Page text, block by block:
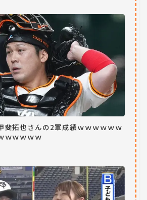
斐拓也さんの2軍成績ｗｗｗｗｗｗ
ｗｗｗｗｗ